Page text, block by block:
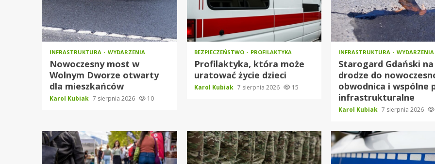
INFRASTRUKTURA WYDARZENIA
Nowoczesny most w
Wolnym Dworze otwarty
dla mieszkańców
Karol Kubiak 7 sierpnia 2026 10
BEZPIECZEŃSTWO PROFILAKTYKA
Profilaktyka, która może
uratować życie dzieci
Karol Kubiak 7 sierpnia 2026 15
INFRASTRUKTURA WYDARZENIA
Starogard Gdański na
drodze do
obwodnica i wspólne
infrastrukturalne
Karol Kubiak 7 sierpnia 2026